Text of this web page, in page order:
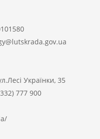
Українки, 35
777 900